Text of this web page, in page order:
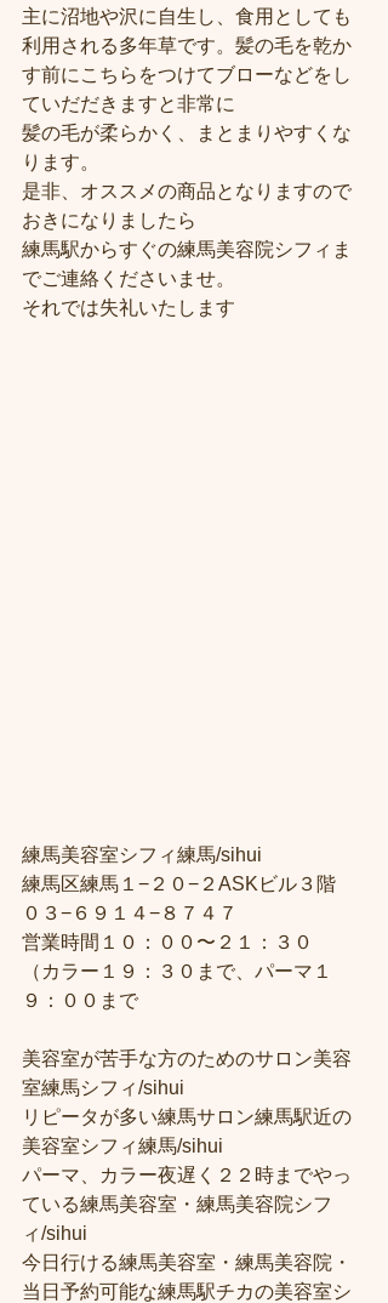
主に沼地や沢に自生し、食用としても
利用される多年草です。髪の毛を乾か
す前にこちらをつけてブローなどをし
ていだだきますと非常に
髪の毛が柔らかく、まとまりやすくな
ります。
是非、オススメの商品となりますので
おきになりましたら
練馬駅からすぐの練馬美容院シフィま
でご連絡くださいませ。
それでは失礼いたします
練馬美容室シフィ練馬/sihui
練馬区練馬１−２０−２ASKビル３階
０３−６９１４−８７４７
営業時間１０：００〜２１：３０
（カラー１９：３０まで、パーマ１
９：００まで
美容室が苦手な方のためのサロン美容
室練馬シフィ/sihui
リピータが多い練馬サロン練馬駅近の
美容室シフィ練馬/sihui
パーマ、カラー夜遅く２２時までやっ
ている練馬美容室・練馬美容院シフ
ィ/sihui
今日行ける練馬美容室・練馬美容院・
当日予約可能な練馬駅チカの美容室シ